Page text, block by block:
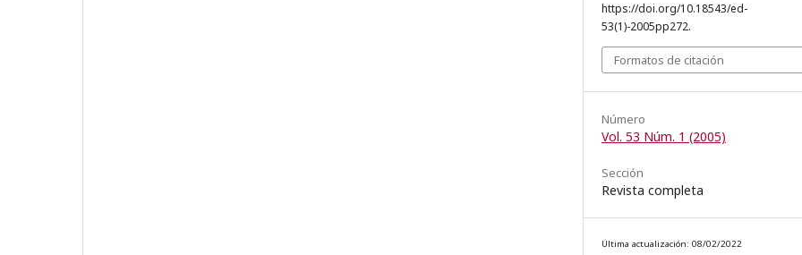
https://doi.org/10.18543/ed-
53(1)-2005pp272.
Formatos de citación
Número
Vol. 53 Núm. 1 (2005)
Sección
Revista completa
Última actualización: 08/02/2022